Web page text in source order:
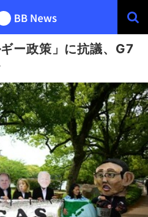
ー政策」に抗議、G7